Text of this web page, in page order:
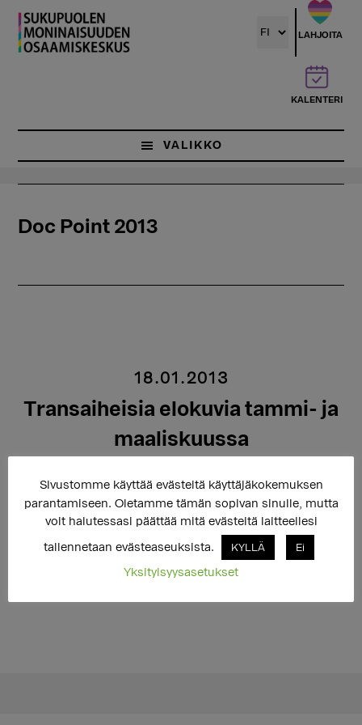
Hyppää
pääsisältöön
LAHJOITA
KALENTERI
VALIKKO
Doc Point 2013
18.01.2013
Transaiheisia elokuvia tammi- ja
maaliskuussa
Doc Point 2013 ja Finnkino tarjoavat transaiheisia
elokuvia.
Sivustomme käyttää evästeitä käyttäjäkokemuksen
parantamiseen. Oletamme tämän sopivan sinulle, mutta
voit halutessasi päättää mitä evästeitä laitteellesi
tallennetaan evästeaseuksista. KYLLÄ Ei
Yksityisyysasetukset